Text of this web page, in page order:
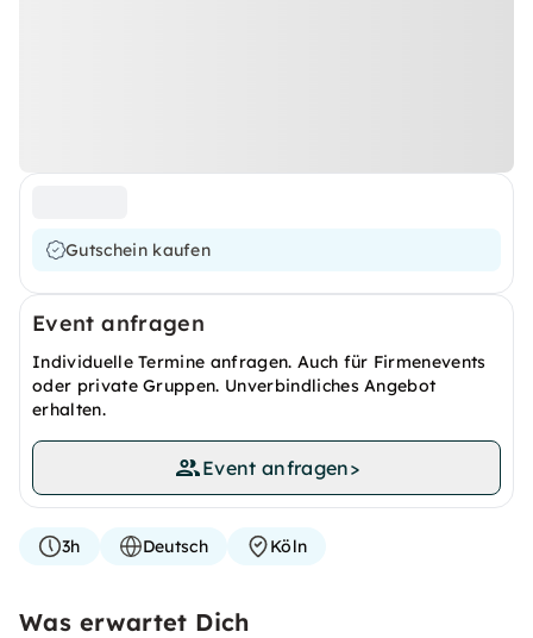
Gutschein kaufen
Event anfragen
Individuelle Termine anfragen. Auch für Firmenevents
oder private Gruppen. Unverbindliches Angebot
erhalten.
Event anfragen>
3h Deutsch Köln
Was erwartet Dich